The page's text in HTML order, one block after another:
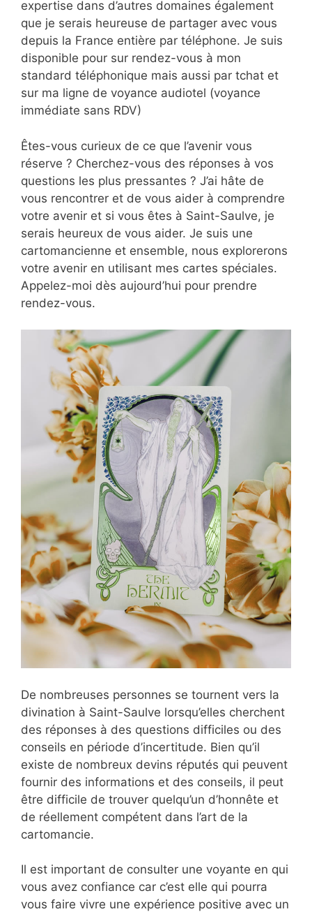
expertise dans d’autres domaines également
que je serais heureuse de partager avec vous
depuis la France entière par téléphone. Je suis
disponible pour sur rendez-vous à mon
standard téléphonique mais aussi par tchat et
sur ma ligne de voyance audiotel (voyance
immédiate sans RDV)
Êtes-vous curieux de ce que l’avenir vous
réserve ? Cherchez-vous des réponses à vos
questions les plus pressantes ? J’ai hâte de
vous rencontrer et de vous aider à comprendre
votre avenir et si vous êtes à Saint-Saulve, je
serais heureux de vous aider. Je suis une
cartomancienne et ensemble, nous explorerons
votre avenir en utilisant mes cartes spéciales.
Appelez-moi dès aujourd’hui pour prendre
rendez-vous.
De nombreuses personnes se tournent vers la
divination à Saint-Saulve lorsqu’elles cherchent
des réponses à des questions difficiles ou des
conseils en période d’incertitude. Bien qu’il
existe de nombreux devins réputés qui peuvent
fournir des informations et des conseils, il peut
être difficile de trouver quelqu’un d’honnête et
de réellement compétent dans l’art de la
cartomancie.
Il est important de consulter une voyante en qui
vous avez confiance car c’est elle qui pourra
vous faire vivre une expérience positive avec un